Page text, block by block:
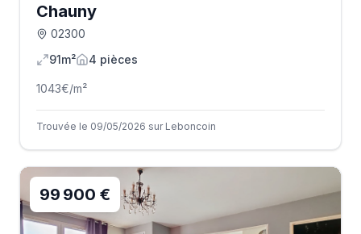
Chauny
02300
91m²
4 pièces
1043€/m²
Trouvée le 09/05/2026 sur Leboncoin
99 900 €